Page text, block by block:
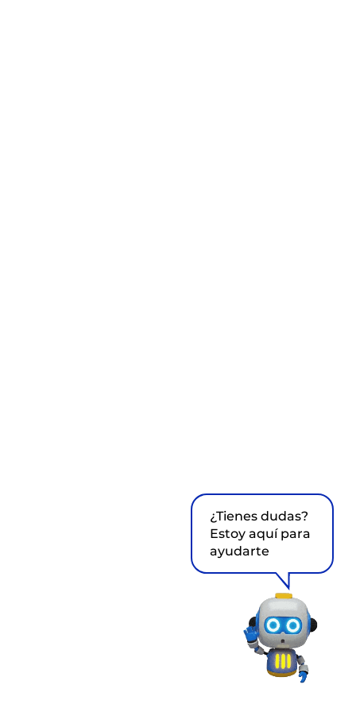
¿Tienes dudas?
Estoy aquí para
ayudarte